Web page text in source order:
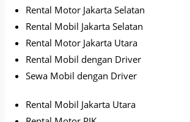
Rental Motor Jakarta Selatan
Rental Mobil Jakarta Selatan
Rental Motor Jakarta Utara
Rental Mobil dengan Driver
Sewa Mobil dengan Driver
Rental Mobil Jakarta Utara